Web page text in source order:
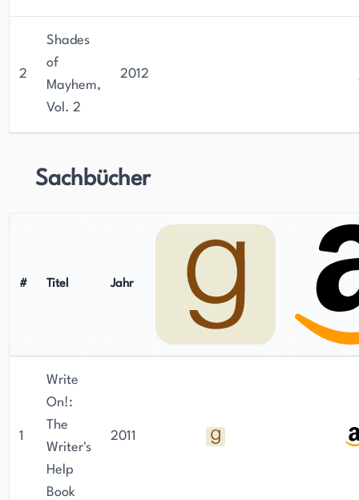
2
Shades
of
Mayhem,
Vol. 2
2012
Sachbücher
# Titel Jahr
1
Write
On!:
The
Writer's
Help
Book
2011